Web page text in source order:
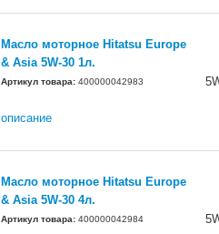
Масло моторное Hitatsu Europe
& Asia 5W-30 1л.
Артикул товара: 400000042983
описание
Масло моторное Hitatsu Europe
& Asia 5W-30 4л.
Артикул товара: 400000042984